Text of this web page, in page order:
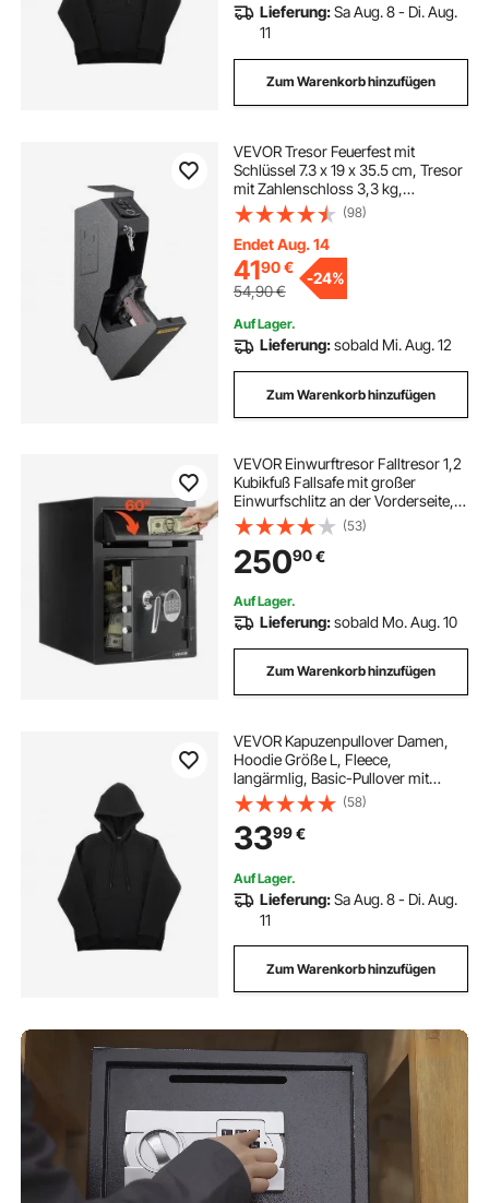
Lieferung:Sa Aug. 8 - Di. Aug.
11
Zum Warenkorb hinzufügen
VEVOR Tresor Feuerfest mit
Schlüssel 7.3 x 19 x 35.5 cm, Tresor
mit Zahlenschloss 3,3 kg,
Pistolentresor Feuerfest
Wasserdicht mit Fingerabdruck,
Möbeltresor Elektronikschloss mit
Stahlkonstruktion
(98)
Endet Aug. 14
4190€
54,90€
-24%
Auf Lager.
Lieferung:sobald Mi. Aug. 12
Zum Warenkorb hinzufügen
VEVOR Einwurftresor Falltresor 1,2
Kubikfuß Fallsafe mit großer
Einwurfschlitz an der Vorderseite,
Drop Schranktresor mit digitalem
Tastenfeld & 2 Ebenen &
Ersatzschlüsseln für Bargeld
Bankbelege
(53)
25090€
Auf Lager.
Lieferung:sobald Mo. Aug. 10
Zum Warenkorb hinzufügen
VEVOR Kapuzenpullover Damen,
Hoodie Größe L, Fleece,
langärmlig, Basic-Pullover mit
Kapuze, warm & hautfreundlich,
praktisch & trendig, Sweatshirt mit
großer Tasche für Herbst & Winter,
Schwarz
(58)
3399€
Auf Lager.
Lieferung:Sa Aug. 8 - Di. Aug.
11
Zum Warenkorb hinzufügen